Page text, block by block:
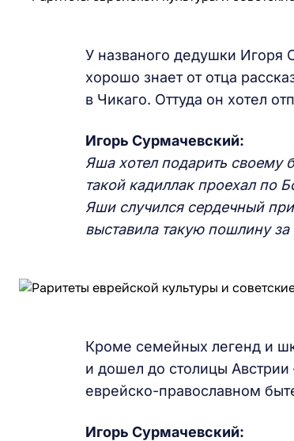
У названого дедушки Игоря
хорошо знает от отца
в Чикаго. Оттуда он хотел
Игорь Сурмачевский:
Яша хотел подарить своему
такой кадиллак проехал по
Яши случился сердечный
выставила такую пошлину
Кроме семейных легенд и
и дошел до столицы
еврейско-православном
Игорь Сурмачевский: